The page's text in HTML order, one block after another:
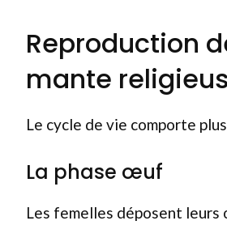
Reproduction
mante
Le cycle de vie comporte
La phase œuf
Les femelles déposent leurs